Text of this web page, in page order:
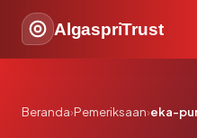
AlgaspriTrust
Beranda›Pemeriksaan›eka-